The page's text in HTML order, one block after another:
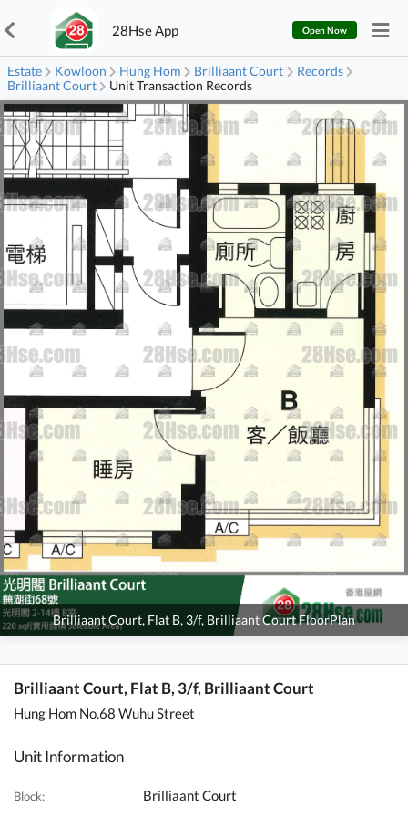
28Hse App Open Now
Estate Kowloon Hung Hom Brilliaant Court
Records
Brilliaant Court
Unit Transaction Records
Brilliaant Court, Flat B, 3/f, Brilliaant Court FloorPlan
Brilliaant Court, Flat B, 3/f, Brilliaant Court
Hung Hom No.68 Wuhu Street
Unit Information
Block: Brilliaant Court